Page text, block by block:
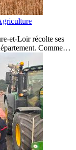
et-Loir récolte ses
Comme…